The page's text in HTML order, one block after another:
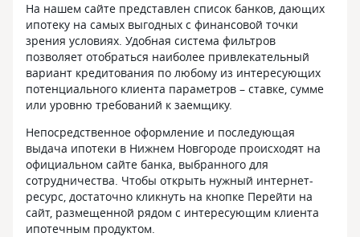
На нашем сайте представлен список банков, дающих
ипотеку на самых выгодных с финансовой точки
зрения условиях. Удобная система фильтров
позволяет отобраться наиболее привлекательный
вариант кредитования по любому из интересующих
потенциального клиента параметров – ставке, сумме
или уровню требований к заемщику.
Непосредственное оформление и последующая
выдача ипотеки в Нижнем Новгороде происходят на
официальном сайте банка, выбранного для
сотрудничества. Чтобы открыть нужный интернет-
ресурс, достаточно кликнуть на кнопке Перейти на
сайт, размещенной рядом с интересующим клиента
ипотечным продуктом.